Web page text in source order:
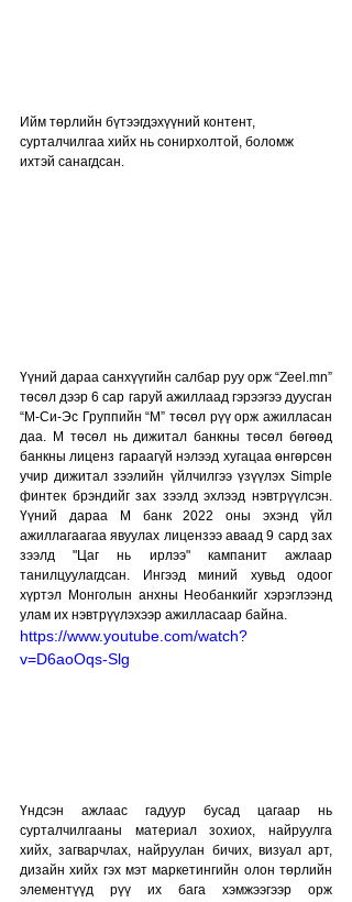
Ийм төрлийн бүтээгдэхүүний контент,
сурталчилгаа хийх нь сонирхолтой, боломж
ихтэй санагдсан.
Үүний дараа санхүүгийн салбар руу орж “Zeel.mn”
төсөл дээр 6 сар гаруй ажиллаад гэрээгээ дуусган
“М-Си-Эс Группийн “М” төсөл рүү орж ажилласан
даа. М төсөл нь дижитал банкны төсөл бөгөөд
банкны лиценз гараагүй нэлээд хугацаа өнгөрсөн
учир дижитал зээлийн үйлчилгээ үзүүлэх Simple
финтек брэндийг зах зээлд эхлээд нэвтрүүлсэн.
Үүний дараа М банк 2022 оны эхэнд үйл
ажиллагаагаа явуулах лицензээ аваад 9 сард зах
зээлд "Цаг нь ирлээ" кампанит ажлаар
танилцуулагдсан. Ингээд миний хувьд одоог
хүртэл Монголын анхны Необанкийг хэрэглээнд
улам их нэвтрүүлэхээр ажилласаар байна.
https://www.youtube.com/watch?
v=D6aoOqs-Slg
Үндсэн ажлаас гадуур бусад цагаар нь
сурталчилгааны материал зохиох, найруулга
хийх, загварчлах, найруулан бичих, визуал арт,
дизайн хийх гэх мэт маркетингийн олон төрлийн
элементүүд рүү их бага хэмжээгээр орж